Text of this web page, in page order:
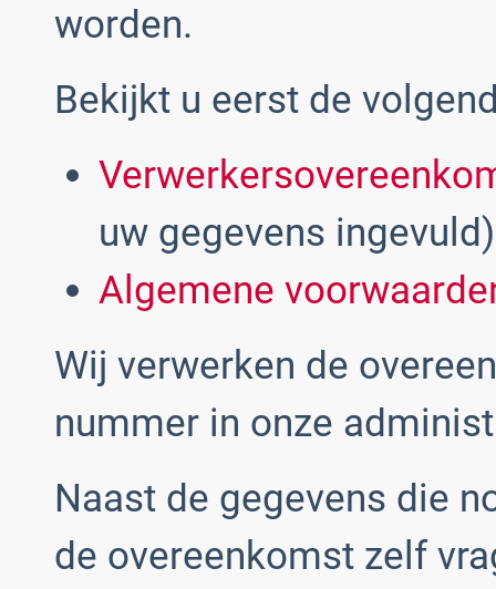
worden.
Bekijkt u eerst de
uw gegevens ingevuld)
Algemene
Wij verwerken de
nummer in onze
Naast de gegevens die
de overeenkomst zelf